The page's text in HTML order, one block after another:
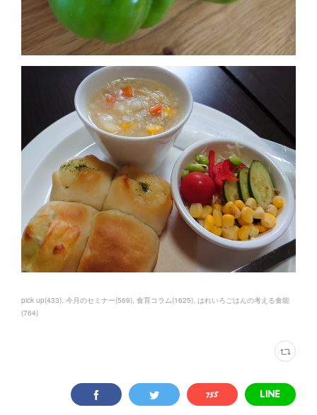
pick up(433) 今月のセミナー(569) 食育コラム(1625) はれいろごはんの考える食能
(764)